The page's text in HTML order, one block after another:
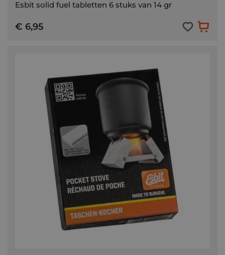
Esbit solid fuel tabletten 6 stuks van 14 gr
€ 6,95